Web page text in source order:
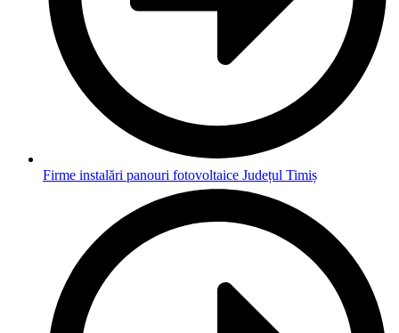
Firme instalări panouri fotovoltaice Județul Timiș